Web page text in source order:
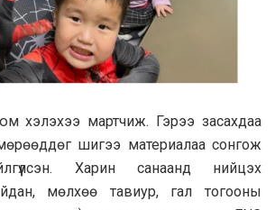
хэлэхээ мартчиж. Гэрээ засахдаа
шигээ материалаа сонгож
Харин санаанд нийцэх
мөлхөө тавиур, гал тогооны